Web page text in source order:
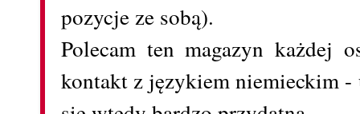
pozycje ze sobą).
Polecam ten magazyn każdej
kontakt z językiem niemieckim -